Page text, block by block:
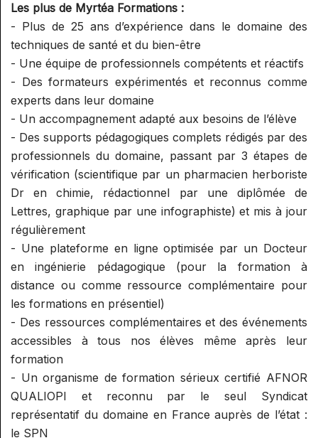
SPN)
Les plus de Myrtéa Formations :
- Plus de 25 ans d’expérience dans le domaine des
techniques de santé et du bien-être
- Une équipe de professionnels compétents et réactifs
- Des formateurs expérimentés et reconnus comme
experts dans leur domaine
- Un accompagnement adapté aux besoins de l’élève
- Des supports pédagogiques complets rédigés par des
professionnels du domaine, passant par 3 étapes de
vérification (scientifique par un pharmacien herboriste
Dr en chimie, rédactionnel par une diplômée de
Lettres, graphique par une infographiste) et mis à jour
régulièrement
- Une plateforme en ligne optimisée par un Docteur
en ingénierie pédagogique (pour la formation à
distance ou comme ressource complémentaire pour
les formations en présentiel)
- Des ressources complémentaires et des événements
accessibles à tous nos élèves même après leur
formation
- Un organisme de formation sérieux certifié AFNOR
QUALIOPI et reconnu par le seul Syndicat
représentatif du domaine en France auprès de l’état :
le SPN